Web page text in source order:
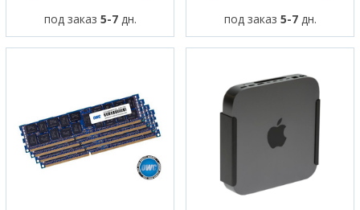
под заказ 5-7дн. под заказ 5-7дн.